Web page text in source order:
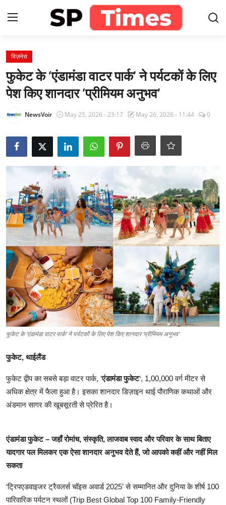
Home
Contact
About
खेल
राजस्थान
मनोरंजन
शिक्षा
लाइफस्टाइल
टेक्नोलॉजी
देश
बिज़नेस
English
बिज़नेस
फुकेट के ‘एंडामंडा वाटर पार्क’ ने पर्यटकों के लिए
पेश किए शानदार ‘प्रीमियम अनुभव’
NewsVoir May 25, 2026 - 23:17 May 26, 2026 - 11:44 0
फुकेट के ‘एंडामंडा वाटर पार्क’ ने पर्यटकों के लिए पेश किए शानदार ‘प्रीमियम अनुभव’
फुकेट, थाईलैंड
फुकेट द्वीप का सबसे बड़ा वाटर पार्क, ‘एंडामंडा फुकेट‘, 1,00,000 वर्ग मीटर से
अधिक क्षेत्र में फैला हुआ है। इसका शानदार डिज़ाइन थाई पौराणिक कथाओं और
अंडमान सागर की खूबसूरती से प्रेरित है।
एंडामंडा फुकेट – जहाँ रोमांच, संस्कृति, लाजवाब स्वाद और परिवार के साथ बिताए
यादगार पल मिलकर एक ऐसा शानदार अनुभव देते हैं, जो आपको कहीं और नहीं मिल
सकता
‘ट्रिपएडवाइजर ट्रैवलर्स चॉइस अवार्ड 2025’ से सम्मानित और दुनिया के शीर्ष 100
पारिवारिक पर्यटन स्थलों (Trip Best Global Top 100 Family-Friendly